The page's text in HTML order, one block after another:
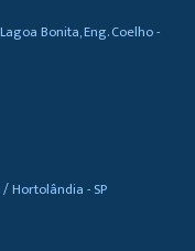
Bonita, Eng. Coelho -
/ Hortolândia - SP